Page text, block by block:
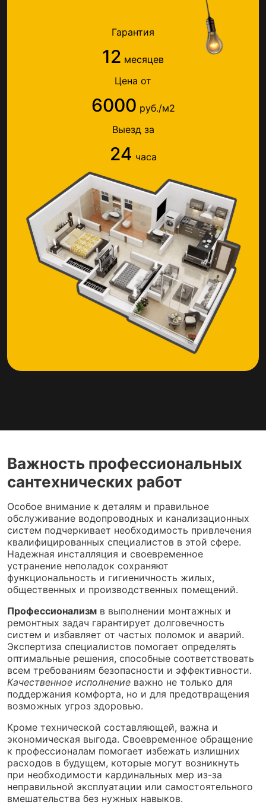
Гарантия
12 месяцев
Цена от
6000 руб./м2
Выезд за
24 часа
Важность профессиональных
сантехнических работ
Особое внимание к деталям и правильное
обслуживание водопроводных и канализационных
систем подчеркивает необходимость привлечения
квалифицированных специалистов в этой сфере.
Надежная инсталляция и своевременное
устранение неполадок сохраняют
функциональность и гигиеничность жилых,
общественных и производственных помещений.
Профессионализм в выполнении монтажных и
ремонтных задач гарантирует долговечность
систем и избавляет от частых поломок и аварий.
Экспертиза специалистов помогает определять
оптимальные решения, способные соответствовать
всем требованиям безопасности и эффективности.
Качественное исполнение важно не только для
поддержания комфорта, но и для предотвращения
возможных угроз здоровью.
Кроме технической составляющей, важна и
экономическая выгода. Своевременное обращение
к профессионалам помогает избежать излишних
расходов в будущем, которые могут возникнуть
при необходимости кардинальных мер из-за
неправильной эксплуатации или самостоятельного
вмешательства без нужных навыков.